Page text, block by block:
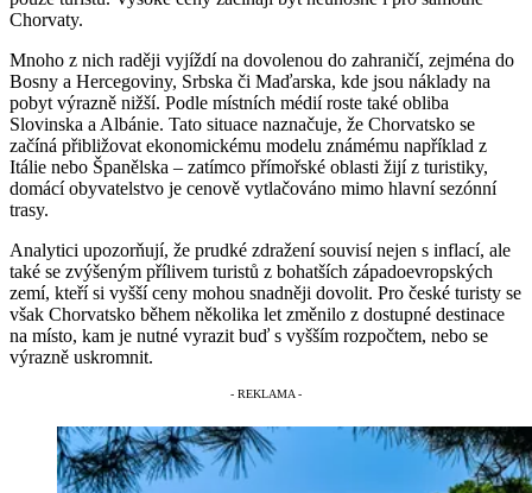
Chorvaty.
Mnoho z nich raději vyjíždí na dovolenou do zahraničí, zejména do
Bosny a Hercegoviny, Srbska či Maďarska, kde jsou náklady na
pobyt výrazně nižší. Podle místních médií roste také obliba
Slovinska a Albánie. Tato situace naznačuje, že Chorvatsko se
začíná přibližovat ekonomickému modelu známému například z
Itálie nebo Španělska – zatímco přímořské oblasti žijí z turistiky,
domácí obyvatelstvo je cenově vytlačováno mimo hlavní sezónní
trasy.
Analytici upozorňují, že prudké zdražení souvisí nejen s inflací, ale
také se zvýšeným přílivem turistů z bohatších západoevropských
zemí, kteří si vyšší ceny mohou snadněji dovolit. Pro české turisty se
však Chorvatsko během několika let změnilo z dostupné destinace
na místo, kam je nutné vyrazit buď s vyšším rozpočtem, nebo se
výrazně uskromnit.